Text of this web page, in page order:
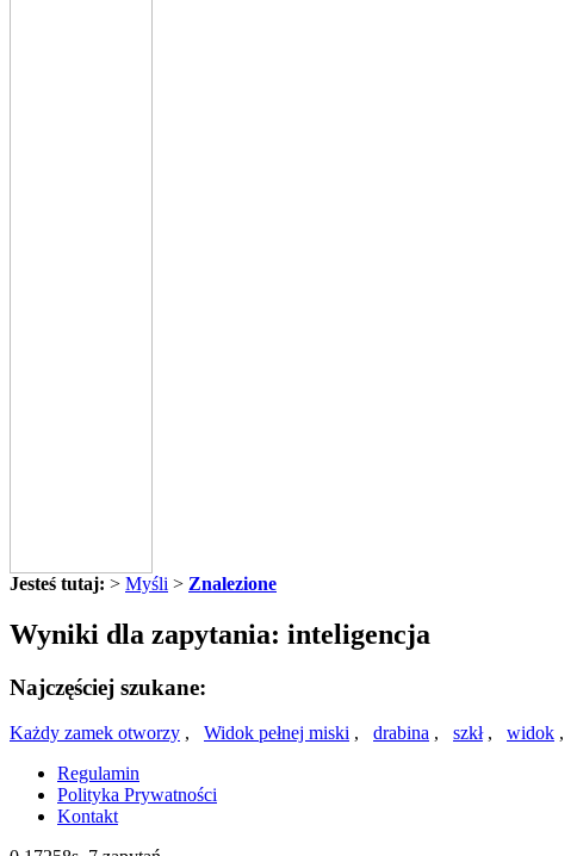
Jesteś tutaj: > Myśli > Znalezione
Wyniki dla zapytania: inteligencja
Najczęściej szukane:
Każdy zamek otworzy , Widok pełnej miski , drabina , szkł, widok ,
Regulamin
Polityka Prywatności
Kontakt